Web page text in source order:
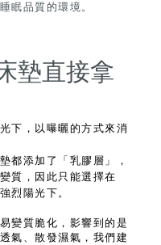
眠品質的環境。
墊直接拿
下，以曝曬的方式來消
都添加了「乳膠層」，
質，因此只能選擇在
烈陽光下。
變質脆化，影響到的是
氣、散發濕氣，我們建